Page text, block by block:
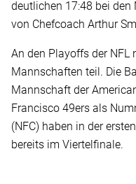
deutlichen 17:48 bei den
von Chefcoach Arthur
An den Playoffs der NFL
Mannschaften teil. Die
Mannschaft der
Francisco 49ers als
(NFC) haben in der
bereits im Viertelfinale.